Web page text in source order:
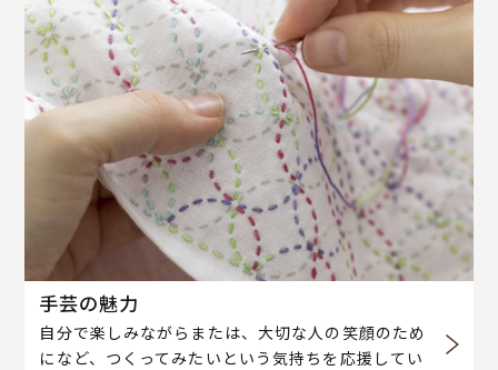
手芸の魅力
自分で楽しみながらまたは、大切な人の笑顔のため
になど、つくってみたいという気持ちを応援してい